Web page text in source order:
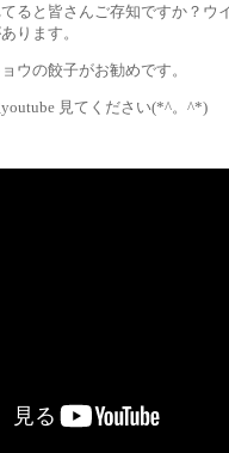
ると皆さんご存知ですか？ウ
ります。
ウの餃子がお勧めです。
見てください(*^。^*)